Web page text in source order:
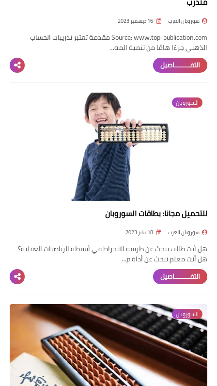
سوروبان العرب
Source: www.top-publication.com مقدمة تعتبر تدريبات الحساب
الذهني جزءًا هامًا من تنمية المه…
التفــــــــاصيل
السوروبان
للتحميل مجانا: بطاقات السوروبان
سوروبان العرب
هل أنت طالب تبحث عن طريقة للانخراط في أنشطة الرياضيات العقلية؟
هل أنت معلم تبحث عن أداة م…
التفــــــــاصيل
السوروبان